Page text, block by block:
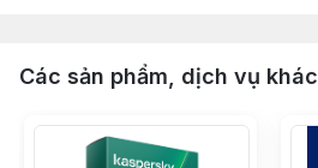
Các sản phẩm, dịch vụ khác